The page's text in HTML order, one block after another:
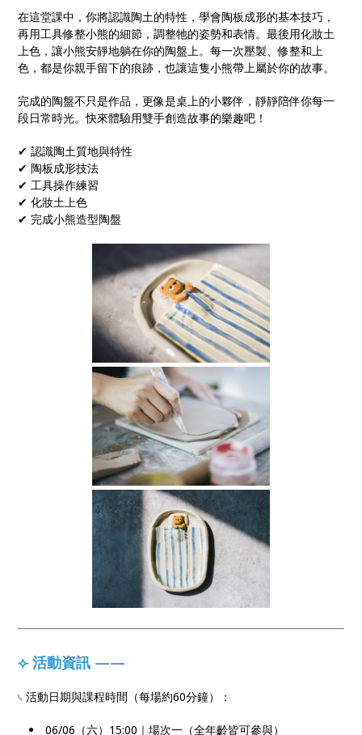
在這堂課中，你將認識陶土的特性，學會陶板成形的基本技巧，
再用工具修整小熊的細節，調整牠的姿勢和表情。最後用化妝土
上色，讓小熊安靜地躺在你的陶盤上。每一次壓製、修整和上
色，都是你親手留下的痕跡，也讓這隻小熊帶上屬於你的故事。
完成的陶盤不只是作品，更像是桌上的小夥伴，靜靜陪伴你每一
段日常時光。快來體驗用雙手創造故事的樂趣吧！
✔ 認識陶土質地與特性
✔ 陶板成形技法
✔ 工具操作練習
✔ 化妝土上色
✔ 完成小熊造型陶盤
⟣ 活動資訊 ——
𓏹 活動日期與課程時間（每場約60分鐘）：
06/06（六）15:00｜場次一（全年齡皆可參與）